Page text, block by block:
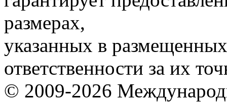
размерах,
указанных в
ответственности за их
© 2009-2026